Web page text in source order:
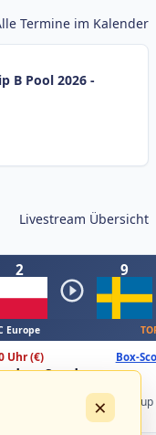
Termine im Kalender
B Pool 2026 -
Livestream Übersicht
2 9
Europe
Uhr(€) Box-
vs. Sweden
B Pool 2026 - Group
×